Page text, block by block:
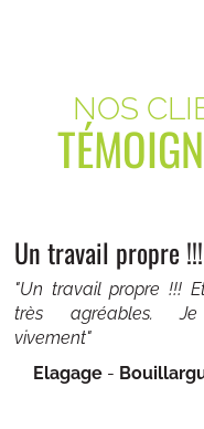
NOS
Un travail propre !!!
"Un travail propre !!!
très agréables. Je
vivement"
Elagage -